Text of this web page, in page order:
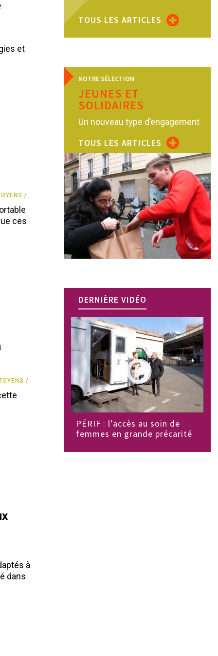
et
ces
à
dans
TOUS LES ARTICLES
NOTRE SÉLECTION
JEUNES ET
SOLIDAIRES
Un nouveau type d’engagement
TOUS LES ARTICLES
DERNIÈRE VIDÉO
PÉRIF : l’accès au soin de
femmes en grande précarité